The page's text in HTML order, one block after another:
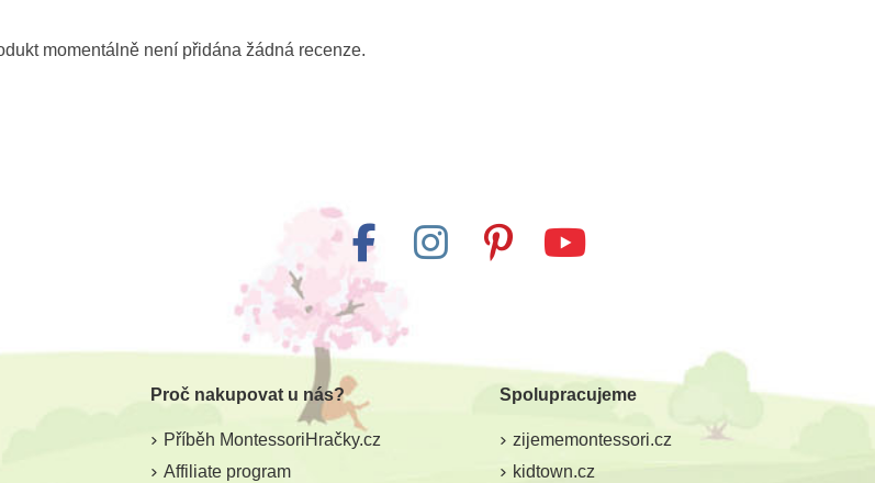
momentálně není přidána žádná recenze.
Proč nakupovat u nás?
Příběh MontessoriHračky.cz
Affiliate program
Spolupracujeme
zijememontessori.cz
kidtown.cz